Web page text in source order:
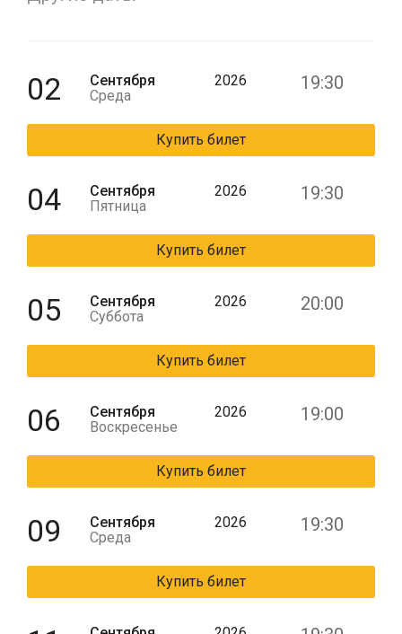
02
Сентября
Среда
2026 19:30
Купить билет
04
Сентября
Пятница
2026 19:30
Купить билет
05
Сентября
Суббота
2026 20:00
Купить билет
06
Сентября
Воскресенье
2026 19:00
Купить билет
09
Сентября
Среда
2026 19:30
Купить билет